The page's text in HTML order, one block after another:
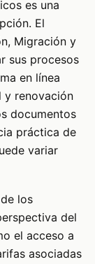
es una
El
Migración y
sus procesos
en línea
y renovación
documentos
práctica de
variar
los
del
el acceso a
asociadas